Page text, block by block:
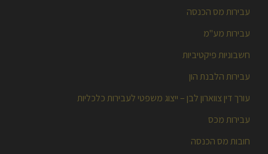
עבירות מס הכנסה
עבירות מע"מ
חשבוניות פיקטיביות
עבירות הלבנת הון
עורך דין צווארון לבן – ייצוג משפטי לעבירות כלכליות
עבירות מכס
חובות מס הכנסה